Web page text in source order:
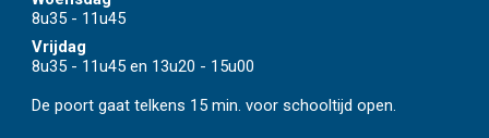
8u35 - 11u45
Vrijdag
8u35 - 11u45 en 13u20 - 15u00
De poort gaat telkens 15 min. voor schooltijd open.